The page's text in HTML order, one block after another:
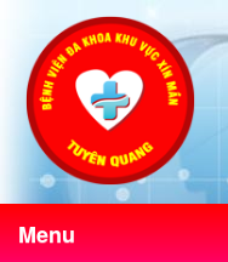
Menu